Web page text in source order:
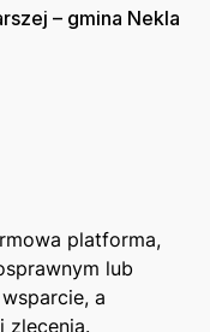
– gmina Nekla
platforma,
lub
a
zlecenia.